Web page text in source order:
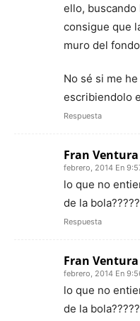
ello, buscando
consigue que
muro del
No sé si me
escribiendolo
Respuesta
Fran
febrero, 2014 En
lo que no
de la
Respuesta
Fran
febrero, 2014 En
lo que no
de la